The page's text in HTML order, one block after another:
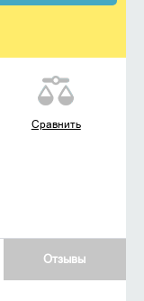
Сравнить
Отзывы